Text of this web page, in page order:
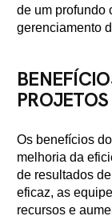
de um profundo
gerenciamento
PROJETOS
Os benefícios
melhoria da
de resultados
eficaz, as
recursos e